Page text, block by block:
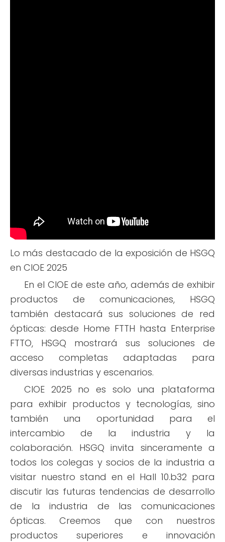
Lo más destacado de la exposición de HSGQ
en CIOE 2025
En el CIOE de este año, además de exhibir
productos de comunicaciones, HSGQ
también destacará sus soluciones de red
ópticas: desde Home FTTH hasta Enterprise
FTTO, HSGQ mostrará sus soluciones de
acceso completas adaptadas para
diversas industrias y escenarios.
CIOE 2025 no es solo una plataforma
para exhibir productos y tecnologías, sino
también una oportunidad para el
intercambio de la industria y la
colaboración. HSGQ invita sinceramente a
todos los colegas y socios de la industria a
visitar nuestro stand en el Hall 10.b32 para
discutir las futuras tendencias de desarrollo
de la industria de las comunicaciones
ópticas. Creemos que con nuestros
productos superiores e innovación